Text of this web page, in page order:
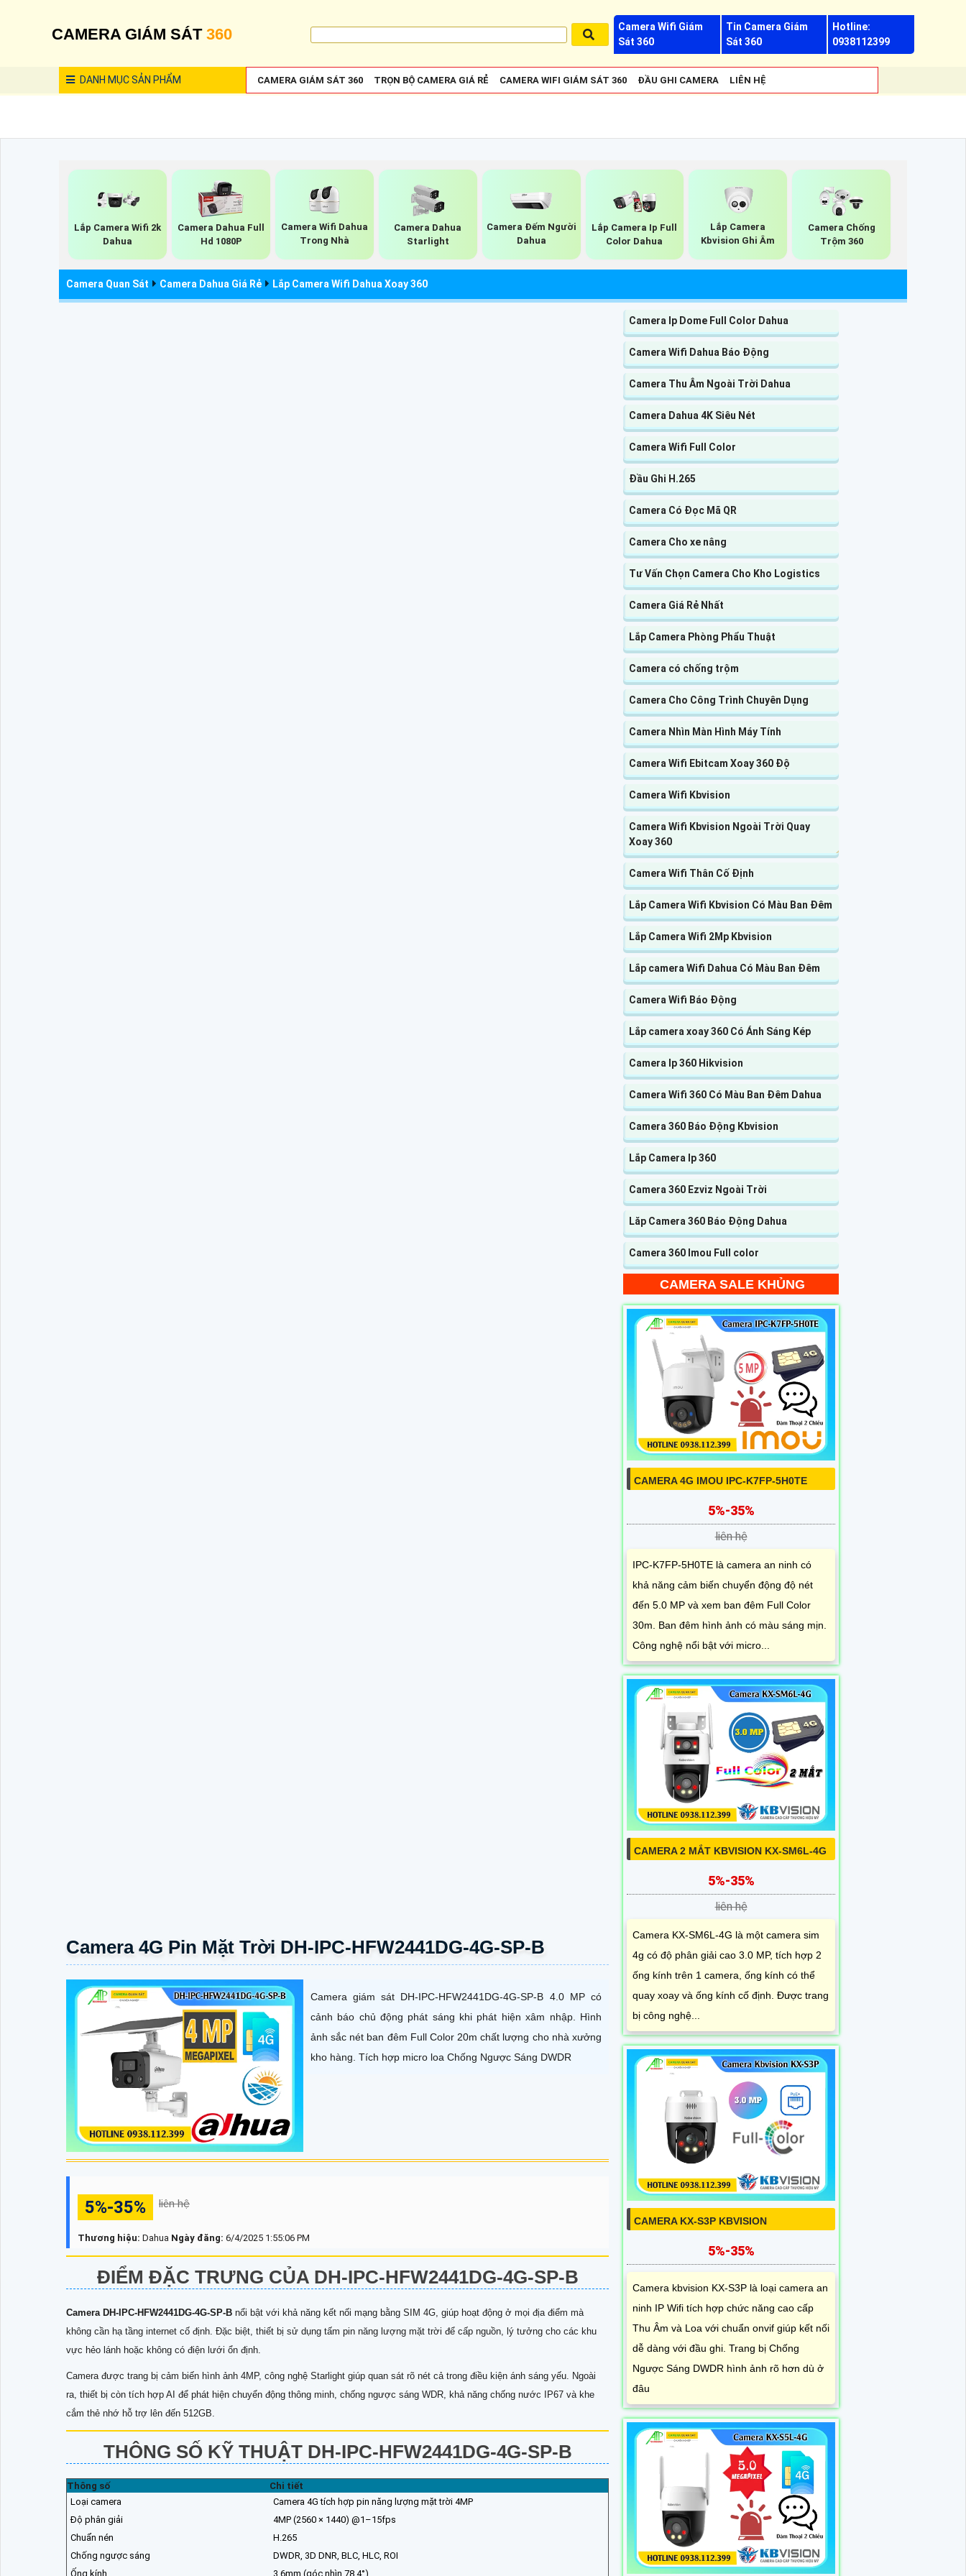
CAMERA GIÁM SÁT 360
Camera Wifi Giám
Sát 360
Tin Camera Giám
Sát 360
Hotline:
0938112399
DANH MỤCSẢN PHẨM CAMERA GIÁM SÁT 360 TRỌN BỘ CAMERA GIÁ RẺ CAMERA WIFI GIÁM SÁT 360 ĐẦU GHI CAMERA LIÊN HỆ
Lắp Camera Wifi 2k
Dahua
Camera Dahua Full
Hd 1080P
Camera Wifi Dahua
Trong Nhà
Camera Dahua
Starlight
Camera Đếm Người
Dahua
Lắp Camera Ip Full
Color Dahua
Lắp Camera
Kbvision Ghi Âm
Camera Chống
Trộm 360
Camera Quan Sát Camera Dahua Giá Rẻ Lắp Camera Wifi Dahua Xoay 360
Camera 4G Pin Mặt Trời DH-IPC-HFW2441DG-4G-SP-B
Camera giám sát DH-IPC-HFW2441DG-4G-SP-B 4.0 MP có
cảnh báo chủ động phát sáng khi phát hiện xâm nhập. Hình
ảnh sắc nét ban đêm Full Color 20m chất lượng cho nhà xưởng
kho hàng. Tích hợp micro loa Chống Ngược Sáng DWDR
5%-35% liên hệ
Thương hiệu: Dahua Ngày đăng: 6/4/2025 1:55:06 PM
ĐIỂM ĐẶC TRƯNG CỦA DH-IPC-HFW2441DG-4G-SP-B
Camera DH-IPC-HFW2441DG-4G-SP-B nổi bật với khả năng kết nối mạng bằng SIM 4G, giúp hoạt động ở mọi địa điểm mà
không cần hạ tầng internet cố định. Đặc biệt, thiết bị sử dụng tấm pin năng lượng mặt trời để cấp nguồn, lý tưởng cho các khu
vực hẻo lánh hoặc không có điện lưới ổn định.
Camera được trang bị cảm biến hình ảnh 4MP, công nghệ Starlight giúp quan sát rõ nét cả trong điều kiện ánh sáng yếu. Ngoài
ra, thiết bị còn tích hợp AI để phát hiện chuyển động thông minh, chống ngược sáng WDR, khả năng chống nước IP67 và khe
cắm thẻ nhớ hỗ trợ lên đến 512GB.
THÔNG SỐ KỸ THUẬT DH-IPC-HFW2441DG-4G-SP-B
Thông số
Chi tiết
Loại camera
Camera 4G tích hợp pin năng lượng mặt trời 4MP
Độ phân giải
4MP (2560 × 1440) @1–15fps
Chuẩn nén
H.265
Chống ngược sáng
DWDR, 3D DNR, BLC, HLC, ROI
Ống kính
3.6mm (góc nhìn 78.4°)
Camera Ip Dome Full Color Dahua
Camera Wifi Dahua Báo Động
Camera Thu Âm Ngoài Trời Dahua
Camera Dahua 4K Siêu Nét
Camera Wifi Full Color
Đầu Ghi H.265
Camera Có Đọc Mã QR
Camera Cho xe nâng
Tư Vấn Chọn Camera Cho Kho Logistics
Camera Giá Rẻ Nhất
Lắp Camera Phòng Phẩu Thuật
Camera có chống trộm
Camera Cho Công Trình Chuyên Dụng
Camera Nhìn Màn Hình Máy Tính
Camera Wifi Ebitcam Xoay 360 Độ
Camera Wifi Kbvision
Camera Wifi Kbvision Ngoài Trời Quay
Xoay 360
Camera Wifi Thân Cố Định
Lắp Camera Wifi Kbvision Có Màu Ban Đêm
Lắp Camera Wifi 2Mp Kbvision
Lắp camera Wifi Dahua Có Màu Ban Đêm
Camera Wifi Báo Động
Lắp camera xoay 360 Có Ánh Sáng Kép
Camera Ip 360 Hikvision
Camera Wifi 360 Có Màu Ban Đêm Dahua
Camera 360 Báo Động Kbvision
Lắp Camera Ip 360
Camera 360 Ezviz Ngoài Trời
Lăp Camera 360 Báo Động Dahua
Camera 360 Imou Full color
CAMERA SALE KHỦNG
CAMERA 4G IMOU IPC-K7FP-5H0TE
5%-35%
liên hệ
IPC-K7FP-5H0TE là camera an ninh có
khả năng cảm biến chuyển động độ nét
đến 5.0 MP và xem ban đêm Full Color
30m. Ban đêm hình ảnh có màu sáng mịn.
Công nghệ nổi bật với micro...
CAMERA 2 MẮT KBVISION KX-SM6L-4G
5%-35%
liên hệ
Camera KX-SM6L-4G là một camera sim
4g có độ phân giải cao 3.0 MP, tích hợp 2
ống kính trên 1 camera, ống kính có thể
quay xoay và ống kính cố định. Được trang
bị công nghệ...
CAMERA KX-S3P KBVISION
5%-35%
Camera kbvision KX-S3P là loại camera an
ninh IP Wifi tích hợp chức năng cao cấp
Thu Âm và Loa với chuẩn onvif giúp kết nối
dễ dàng với đầu ghi. Trang bị Chống
Ngược Sáng DWDR hình ảnh rõ hơn dù ở
đâu